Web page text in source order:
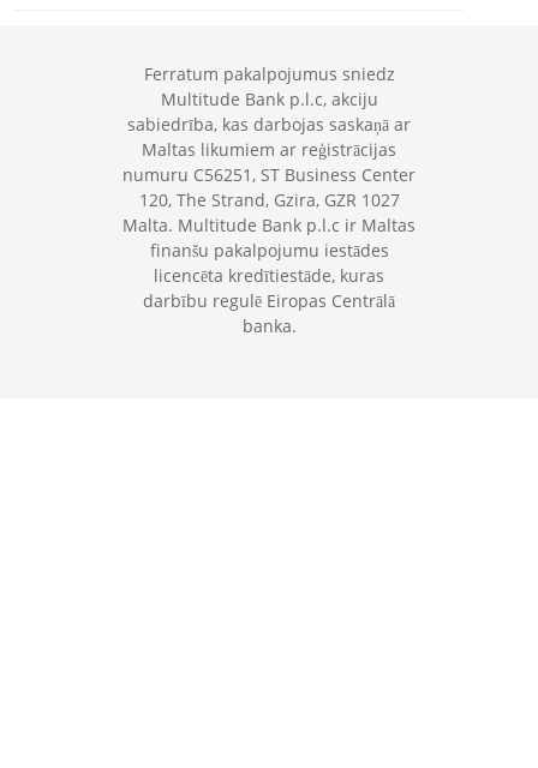
Ferratum pakalpojumus sniedz
Multitude Bank p.l.c, akciju
sabiedrība, kas darbojas saskaņā ar
Maltas likumiem ar reģistrācijas
numuru C56251, ST Business Center
120, The Strand, Gzira, GZR 1027
Malta. Multitude Bank p.l.c ir Maltas
finanšu pakalpojumu iestādes
licencēta kredītiestāde, kuras
darbību regulē Eiropas Centrālā
banka.